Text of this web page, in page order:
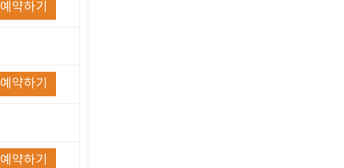
예약하기
예약하기
예약하기